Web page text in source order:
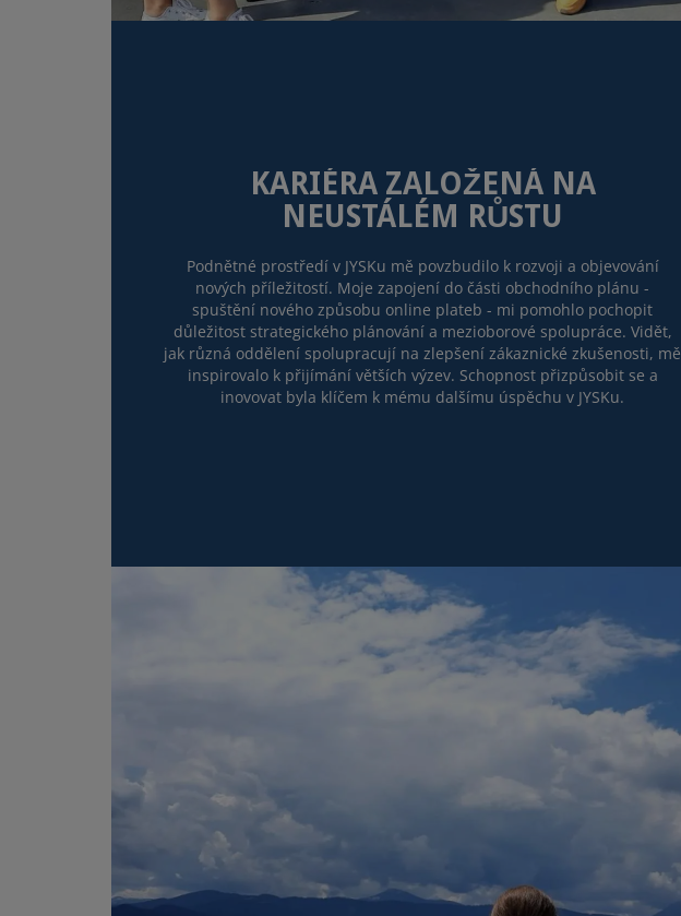
KARIÉRA ZALOŽENÁ NA
NEUSTÁLÉM RŮSTU
Podnětné prostředí v JYSKu mě povzbudilo k rozvoji a objevování
nových příležitostí. Moje zapojení do části obchodního plánu -
spuštění nového způsobu online plateb - mi pomohlo pochopit
důležitost strategického plánování a mezioborové spolupráce. Vidět,
jak různá oddělení spolupracují na zlepšení zákaznické zkušenosti, mě
inspirovalo k přijímání větších výzev. Schopnost přizpůsobit se a
inovovat byla klíčem k mému dalšímu úspěchu v JYSKu.